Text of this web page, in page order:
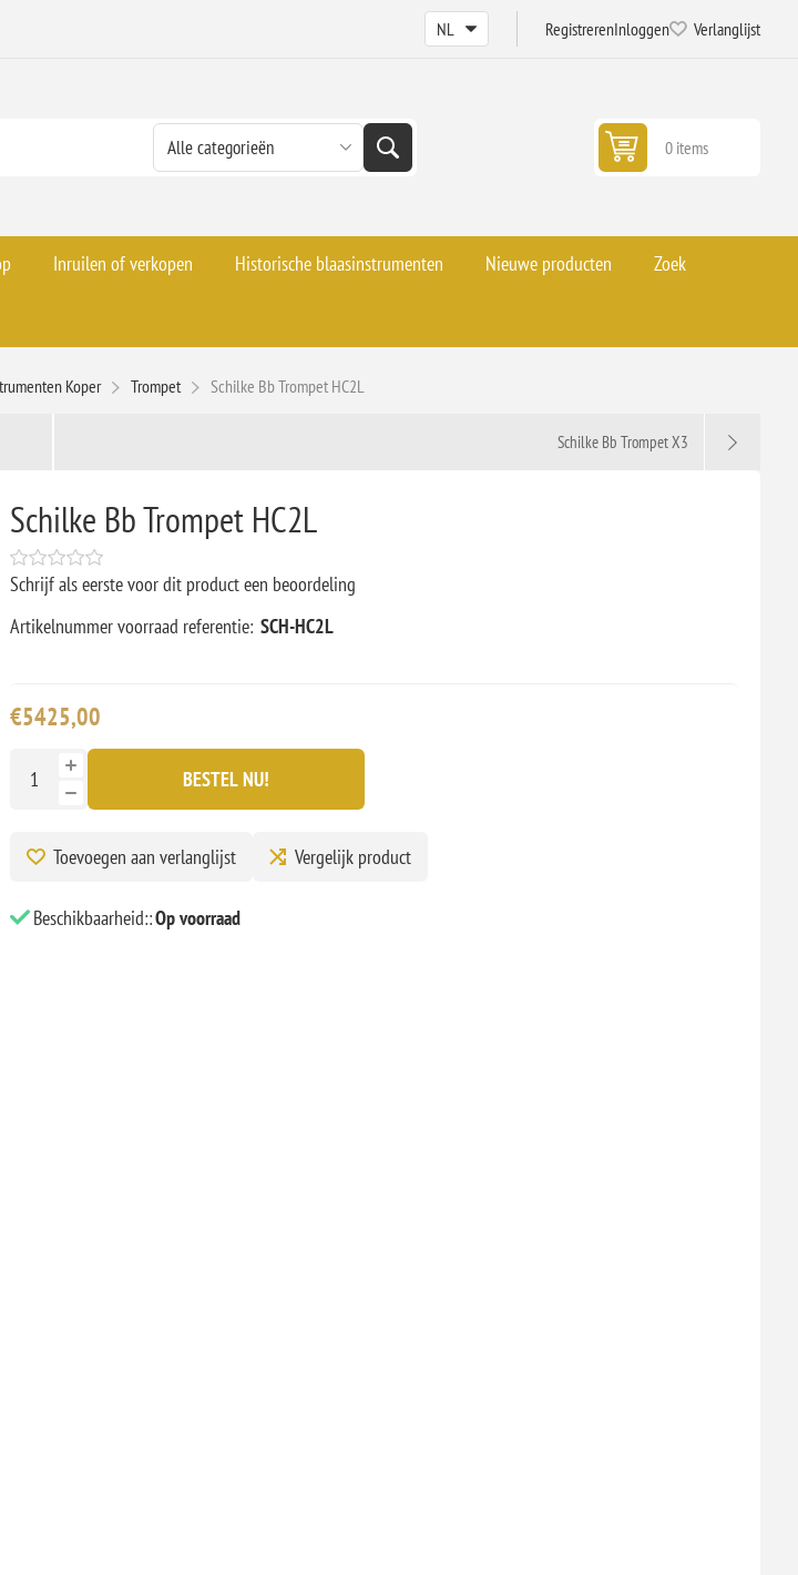
RegistrerenInloggen Verlanglijst
0 items
Inruilen of verkopen Historische blaasinstrumenten Nieuwe producten Zoek
Koper Trompet Schilke Bb Trompet HC2L
Schilke Bb Trompet X3
Schilke Bb Trompet HC2L
Schrijf als eerste voor dit product een beoordeling
Artikelnummer voorraad referentie: SCH-HC2L
€5425,00
BESTEL NU!
Toevoegen aan verlanglijst Vergelijk product
Beschikbaarheid::Op voorraad